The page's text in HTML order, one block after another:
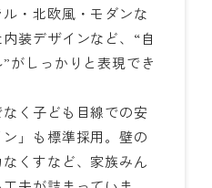
・北欧風・モダンな
装デザインなど、“自
がしっかりと表現でき
く子ども目線での安
」も標準採用。壁の
くすなど、家族みん